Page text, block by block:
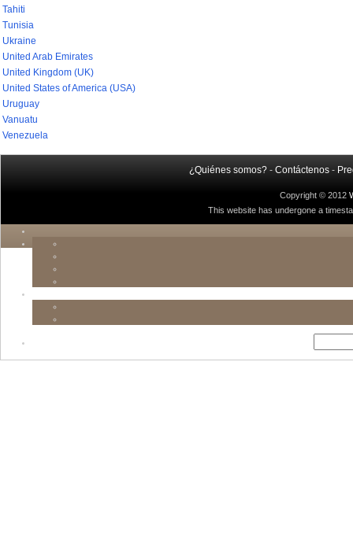
Tahiti
Tunisia
Ukraine
United Arab Emirates
United Kingdom (UK)
United States of America (USA)
Uruguay
Vanuatu
Venezuela
¿Quiénes somos? - Contáctenos -
Copyright © 2012
This website has undergone a